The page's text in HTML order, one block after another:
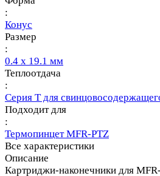
:
Конус
Размер
:
0.4 х 19.1 мм
Теплоотдача
:
Серия T для
Подходит для
:
Термопинцет MFR-PTZ
Все характеристики
Описание
Картриджи-наконечники для